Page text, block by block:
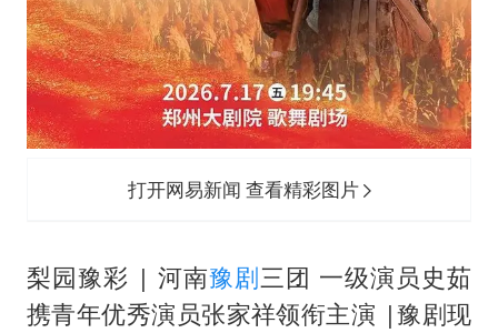
打开网易新闻 查看精彩图片
梨园豫彩 | 河南豫剧三团 一级演员史茹
携青年优秀演员张家祥领衔主演 |豫剧现